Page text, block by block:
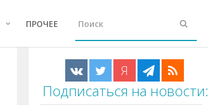
ПРОЧЕЕ
Я
Подписаться на новости: